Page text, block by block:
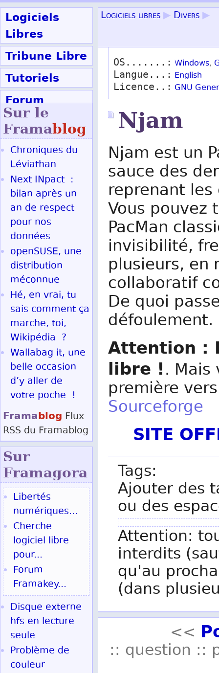
Logiciels
Libres
Tribune Libre
Tutoriels
Forum
Participer
Logiciels libres ▶ Divers ▶
OS.......: Windows,
Langue...: English
Licence..: GNU
Njam
Njam est un
sauce des
reprenant
Vous pouvez
PacMan
invisibilité,
plusieurs, en
collaboratif
De quoi
défoulement.
Attention :
libre !.
première
Sourceforge
SITE
Tags:
Ajouter des
ou des
Attention:
interdits
qu'au
(dans
<<
:: question ::
Sur le
Framablog
Chroniques du
Léviathan
Next INpact :
bilan après un
an de respect
pour nos
données
openSUSE, une
distribution
méconnue
Hé, en vrai, tu
sais comment ça
marche, toi,
Wikipédia ?
Wallabag it, une
belle occasion
d’y aller de
votre poche !
Framablog Flux
RSS du Framablog
Sur
Framagora
Libertés
numériques...
Cherche
logiciel libre
pour...
Forum
Framakey...
Disque externe
hfs en lecture
seule
Problème de
couleur